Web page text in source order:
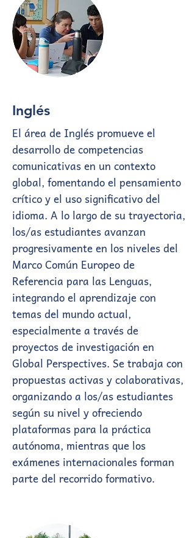
Inglés
El área de Inglés promueve el
desarrollo de competencias
comunicativas en un contexto
global, fomentando el pensamiento
crítico y el uso significativo del
idioma. A lo largo de su trayectoria,
los/as estudiantes avanzan
progresivamente en los niveles del
Marco Común Europeo de
Referencia para las Lenguas,
integrando el aprendizaje con
temas del mundo actual,
especialmente a través de
proyectos de investigación en
Global Perspectives. Se trabaja con
propuestas activas y colaborativas,
organizando a los/as estudiantes
según su nivel y ofreciendo
plataformas para la práctica
autónoma, mientras que los
exámenes internacionales forman
parte del recorrido formativo.